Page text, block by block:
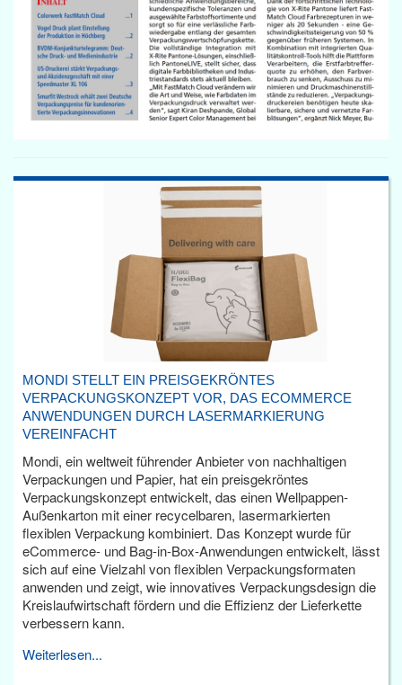
MONDI STELLT EIN PREISGEKRÖNTES
VERPACKUNGSKONZEPT VOR, DAS ECOMMERCE
ANWENDUNGEN DURCH LASERMARKIERUNG
VEREINFACHT
Mondi, ein weltweit führender Anbieter von nachhaltigen
Verpackungen und Papier, hat ein preisgekröntes
Verpackungskonzept entwickelt, das einen Wellpappen-
Außenkarton mit einer recycelbaren, lasermarkierten
flexiblen Verpackung kombiniert. Das Konzept wurde für
eCommerce- und Bag-in-Box-Anwendungen entwickelt, lässt
sich auf eine Vielzahl von flexiblen Verpackungsformaten
anwenden und zeigt, wie innovatives Verpackungsdesign die
Kreislaufwirtschaft fördern und die Effizienz der Lieferkette
verbessern kann.
Weiterlesen...